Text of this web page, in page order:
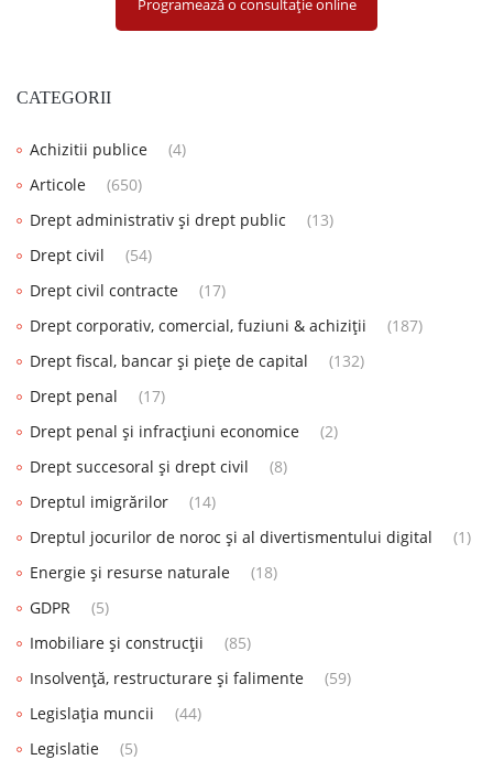
Programează o consultație online
CATEGORII
Achizitii publice
(4)
Articole
(650)
Drept administrativ și drept public
(13)
Drept civil
(54)
Drept civil contracte
(17)
Drept corporativ, comercial, fuziuni & achiziții
(187)
Drept fiscal, bancar și piețe de capital
(132)
Drept penal
(17)
Drept penal și infracțiuni economice
(2)
Drept succesoral și drept civil
(8)
Dreptul imigrărilor
(14)
Dreptul jocurilor de noroc și al divertismentului digital
(1)
Energie și resurse naturale
(18)
GDPR
(5)
Imobiliare și construcții
(85)
Insolvență, restructurare și falimente
(59)
Legislația muncii
(44)
Legislatie
(5)